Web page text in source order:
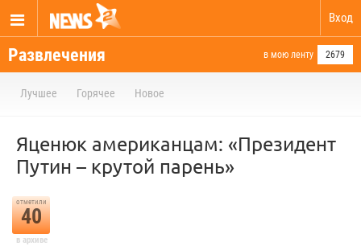
Вход
Развлечения в мою ленту 2679
Лучшее Горячее Новое
Яценюк американцам: «Президент
Путин – крутой парень»
отметили
40
в архиве